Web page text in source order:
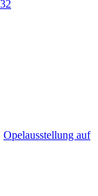
Opelausstellung auf